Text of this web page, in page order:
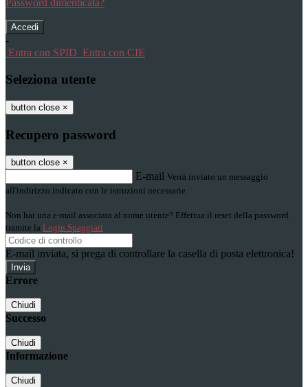
Password dimenticata?
-
Entra con SPID Entra con CIE
Seleziona utente
button close ×
Recupero password
button close ×
E-mail Verrà inviato un messaggio
all'indirizzo indicato con le istruzioni necessarie.
Non hai una e-mail associata al nome utente? Effettua il reset della password
tramite la Login Spaggiari
E-mail inviata, si prega di controllare la casella di posta elettronica!
Errore
Chiudi
Successo
Chiudi
Informazione
Chiudi